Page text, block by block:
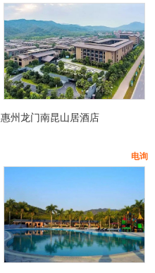
惠州龙门南昆山居酒店
电询